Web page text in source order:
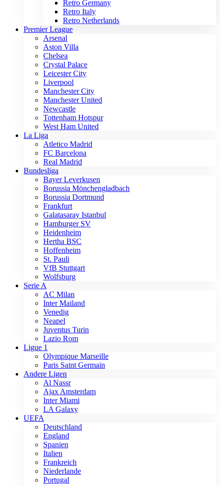
Retro Germany
Retro Italy
Retro Netherlands
Premier League
Arsenal
Aston Villa
Chelsea
Crystal Palace
Leicester City
Liverpool
Manchester City
Manchester United
Newcastle
Tottenham Hotspur
West Ham United
La Liga
Atletico Madrid
FC Barcelona
Real Madrid
Bundesliga
Bayer Leverkusen
Borussia Mönchengladbach
Borussia Dortmund
Frankfurt
Galatasaray Istanbul
Hamburger SV
Heidenheim
Hertha BSC
Hoffenheim
St. Pauli
VfB Stuttgart
Wolfsburg
Serie A
AC Milan
Inter Mailand
Venedig
Neapel
Juventus Turin
Lazio Rom
Ligue 1
Olympique Marseille
Paris Saint Germain
Andere Ligen
Al Nassr
Ajax Amsterdam
Inter Miami
LA Galaxy
UEFA
Deutschland
England
Spanien
Italien
Frankreich
Niederlande
Portugal